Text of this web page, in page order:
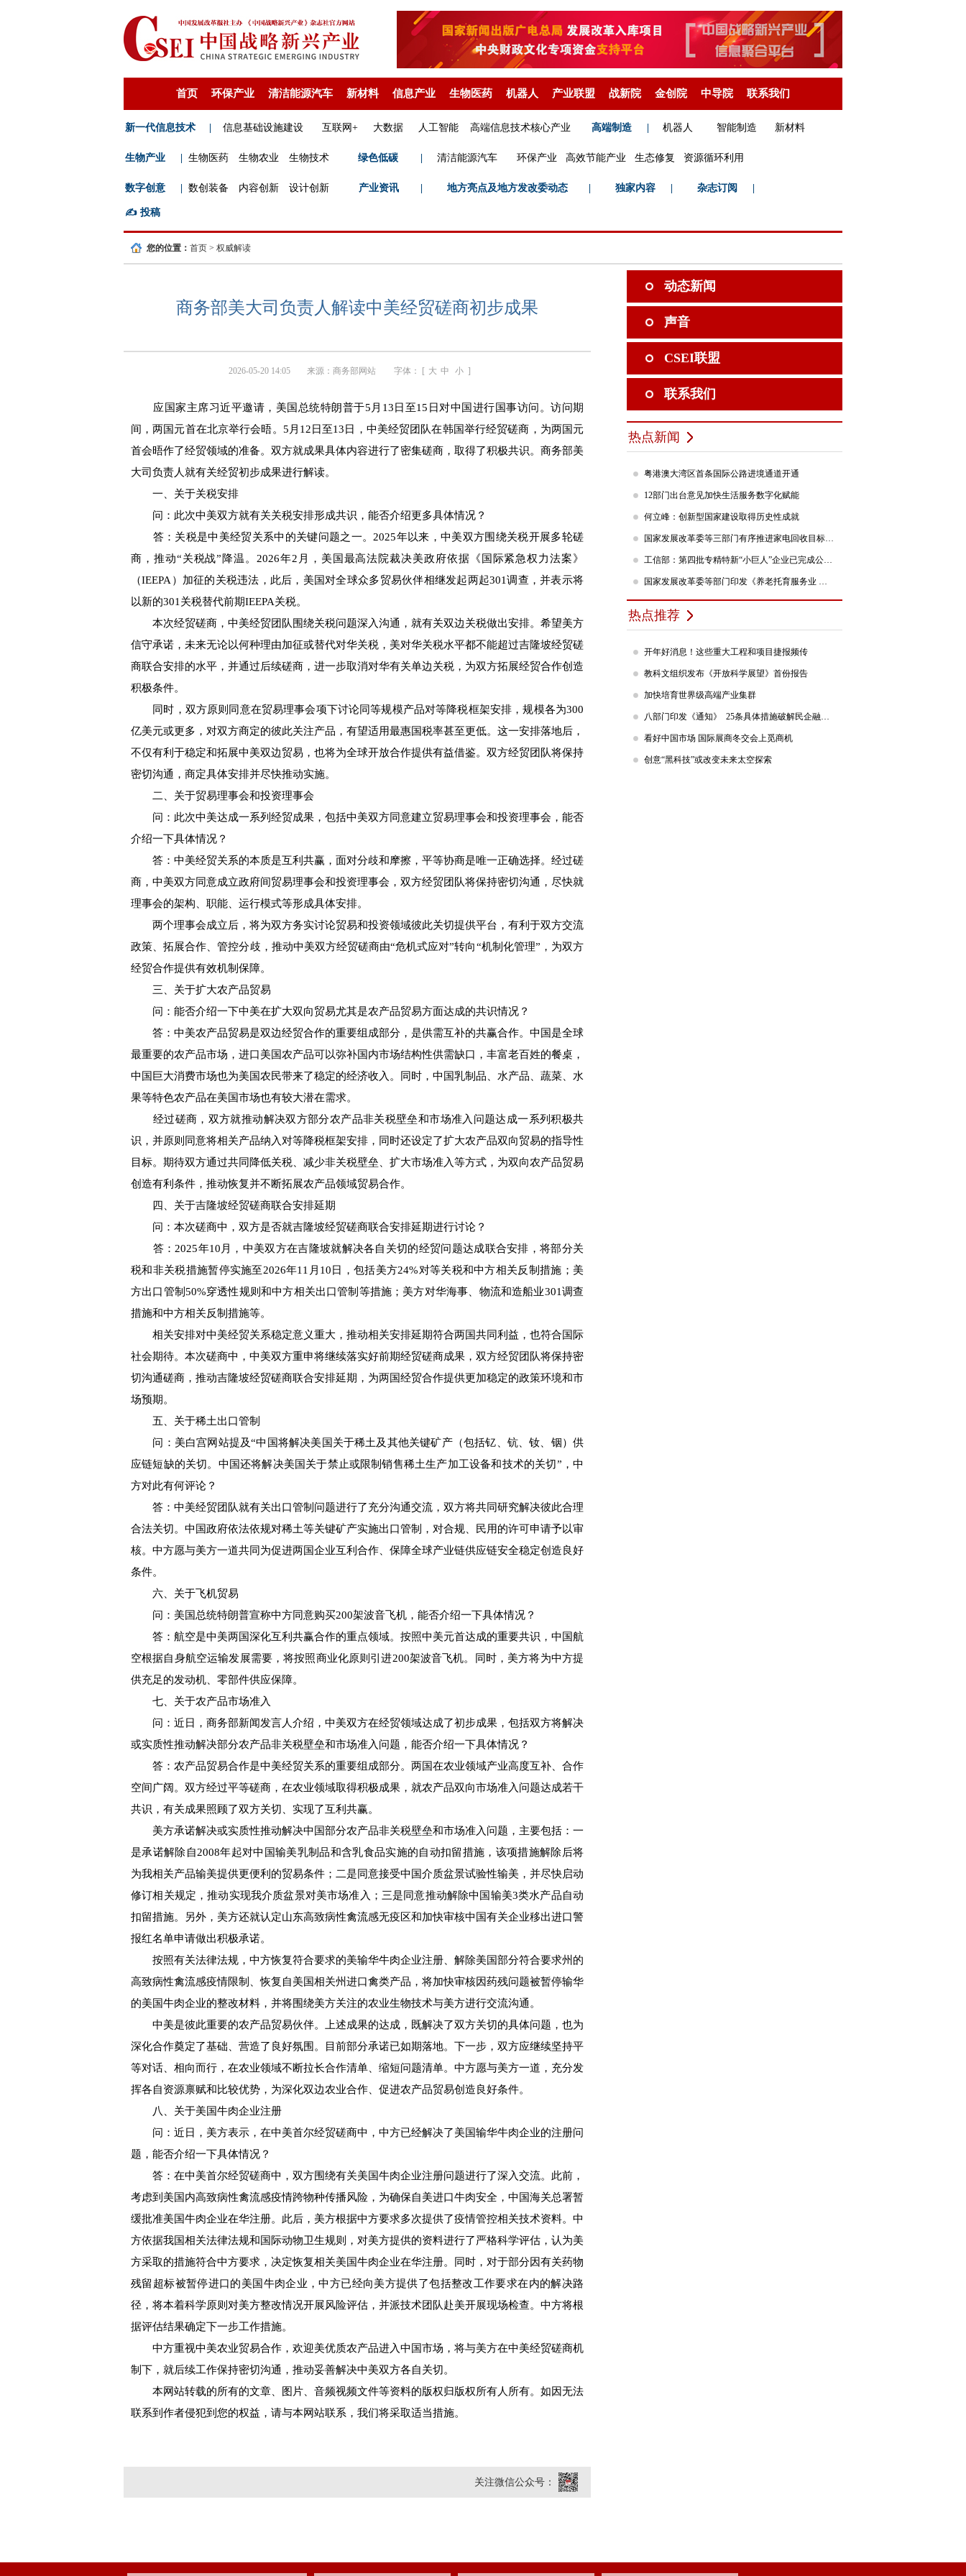
首页 环保产业 清洁能源汽车 新材料 信息产业 生物医药 机器人 产业联盟 战新院 金创院 中导院 联系我们
新一代信息技术 信息基础设施建设 互联网+ 大数据 人工智能 高端信息技术核心产业 高端制造 机器人 智能制造 新材料
生物产业 生物医药 生物农业 生物技术 绿色低碳 清洁能源汽车 环保产业 高效节能产业 生态修复 资源循环利用
数字创意 数创装备 内容创新 设计创新 产业资讯 地方亮点及地方发改委动态 独家内容 杂志订阅
✍️ 投稿
您的位置： 首页 > 权威解读
商务部美大司负责人解读中美经贸磋商初步成果
2026-05-20 14:05 来源： 商务部网站 字体： [ 大 中 小 ]
应国家主席习近平邀请，美国总统特朗普于5月13日至15日对中国进行国事访问。访问期
间，两国元首在北京举行会晤。5月12日至13日，中美经贸团队在韩国举行经贸磋商，为两国元
首会晤作了经贸领域的准备。双方就成果具体内容进行了密集磋商，取得了积极共识。商务部美
大司负责人就有关经贸初步成果进行解读。
一、关于关税安排
问：此次中美双方就有关关税安排形成共识，能否介绍更多具体情况？
答：关税是中美经贸关系中的关键问题之一。2025年以来，中美双方围绕关税开展多轮磋
商，推动“关税战”降温。2026年2月，美国最高法院裁决美政府依据《国际紧急权力法案》
（IEEPA）加征的关税违法，此后，美国对全球众多贸易伙伴相继发起两起301调查，并表示将
以新的301关税替代前期IEEPA关税。
本次经贸磋商，中美经贸团队围绕关税问题深入沟通，就有关双边关税做出安排。希望美方
信守承诺，未来无论以何种理由加征或替代对华关税，美对华关税水平都不能超过吉隆坡经贸磋
商联合安排的水平，并通过后续磋商，进一步取消对华有关单边关税，为双方拓展经贸合作创造
积极条件。
同时，双方原则同意在贸易理事会项下讨论同等规模产品对等降税框架安排，规模各为300
亿美元或更多，对双方商定的彼此关注产品，有望适用最惠国税率甚至更低。这一安排落地后，
不仅有利于稳定和拓展中美双边贸易，也将为全球开放合作提供有益借鉴。双方经贸团队将保持
密切沟通，商定具体安排并尽快推动实施。
二、关于贸易理事会和投资理事会
问：此次中美达成一系列经贸成果，包括中美双方同意建立贸易理事会和投资理事会，能否
介绍一下具体情况？
答：中美经贸关系的本质是互利共赢，面对分歧和摩擦，平等协商是唯一正确选择。经过磋
商，中美双方同意成立政府间贸易理事会和投资理事会，双方经贸团队将保持密切沟通，尽快就
理事会的架构、职能、运行模式等形成具体安排。
两个理事会成立后，将为双方务实讨论贸易和投资领域彼此关切提供平台，有利于双方交流
政策、拓展合作、管控分歧，推动中美双方经贸磋商由“危机式应对”转向“机制化管理”，为双方
经贸合作提供有效机制保障。
三、关于扩大农产品贸易
问：能否介绍一下中美在扩大双向贸易尤其是农产品贸易方面达成的共识情况？
答：中美农产品贸易是双边经贸合作的重要组成部分，是供需互补的共赢合作。中国是全球
最重要的农产品市场，进口美国农产品可以弥补国内市场结构性供需缺口，丰富老百姓的餐桌，
中国巨大消费市场也为美国农民带来了稳定的经济收入。同时，中国乳制品、水产品、蔬菜、水
果等特色农产品在美国市场也有较大潜在需求。
经过磋商，双方就推动解决双方部分农产品非关税壁垒和市场准入问题达成一系列积极共
识，并原则同意将相关产品纳入对等降税框架安排，同时还设定了扩大农产品双向贸易的指导性
目标。期待双方通过共同降低关税、减少非关税壁垒、扩大市场准入等方式，为双向农产品贸易
创造有利条件，推动恢复并不断拓展农产品领域贸易合作。
四、关于吉隆坡经贸磋商联合安排延期
问：本次磋商中，双方是否就吉隆坡经贸磋商联合安排延期进行讨论？
答：2025年10月，中美双方在吉隆坡就解决各自关切的经贸问题达成联合安排，将部分关
税和非关税措施暂停实施至2026年11月10日，包括美方24%对等关税和中方相关反制措施；美
方出口管制50%穿透性规则和中方相关出口管制等措施；美方对华海事、物流和造船业301调查
措施和中方相关反制措施等。
相关安排对中美经贸关系稳定意义重大，推动相关安排延期符合两国共同利益，也符合国际
社会期待。本次磋商中，中美双方重申将继续落实好前期经贸磋商成果，双方经贸团队将保持密
切沟通磋商，推动吉隆坡经贸磋商联合安排延期，为两国经贸合作提供更加稳定的政策环境和市
场预期。
五、关于稀土出口管制
问：美白宫网站提及“中国将解决美国关于稀土及其他关键矿产（包括钇、钪、钕、铟）供
应链短缺的关切。中国还将解决美国关于禁止或限制销售稀土生产加工设备和技术的关切”，中
方对此有何评论？
答：中美经贸团队就有关出口管制问题进行了充分沟通交流，双方将共同研究解决彼此合理
合法关切。中国政府依法依规对稀土等关键矿产实施出口管制，对合规、民用的许可申请予以审
核。中方愿与美方一道共同为促进两国企业互利合作、保障全球产业链供应链安全稳定创造良好
条件。
六、关于飞机贸易
问：美国总统特朗普宣称中方同意购买200架波音飞机，能否介绍一下具体情况？
答：航空是中美两国深化互利共赢合作的重点领域。按照中美元首达成的重要共识，中国航
空根据自身航空运输发展需要，将按照商业化原则引进200架波音飞机。同时，美方将为中方提
供充足的发动机、零部件供应保障。
七、关于农产品市场准入
问：近日，商务部新闻发言人介绍，中美双方在经贸领域达成了初步成果，包括双方将解决
或实质性推动解决部分农产品非关税壁垒和市场准入问题，能否介绍一下具体情况？
答：农产品贸易合作是中美经贸关系的重要组成部分。两国在农业领域产业高度互补、合作
空间广阔。双方经过平等磋商，在农业领域取得积极成果，就农产品双向市场准入问题达成若干
共识，有关成果照顾了双方关切、实现了互利共赢。
美方承诺解决或实质性推动解决中国部分农产品非关税壁垒和市场准入问题，主要包括：一
是承诺解除自2008年起对中国输美乳制品和含乳食品实施的自动扣留措施，该项措施解除后将
为我相关产品输美提供更便利的贸易条件；二是同意接受中国介质盆景试验性输美，并尽快启动
修订相关规定，推动实现我介质盆景对美市场准入；三是同意推动解除中国输美3类水产品自动
扣留措施。另外，美方还就认定山东高致病性禽流感无疫区和加快审核中国有关企业移出进口警
报红名单申请做出积极承诺。
按照有关法律法规，中方恢复符合要求的美输华牛肉企业注册、解除美国部分符合要求州的
高致病性禽流感疫情限制、恢复自美国相关州进口禽类产品，将加快审核因药残问题被暂停输华
的美国牛肉企业的整改材料，并将围绕美方关注的农业生物技术与美方进行交流沟通。
中美是彼此重要的农产品贸易伙伴。上述成果的达成，既解决了双方关切的具体问题，也为
深化合作奠定了基础、营造了良好氛围。目前部分承诺已如期落地。下一步，双方应继续坚持平
等对话、相向而行，在农业领域不断拉长合作清单、缩短问题清单。中方愿与美方一道，充分发
挥各自资源禀赋和比较优势，为深化双边农业合作、促进农产品贸易创造良好条件。
八、关于美国牛肉企业注册
问：近日，美方表示，在中美首尔经贸磋商中，中方已经解决了美国输华牛肉企业的注册问
题，能否介绍一下具体情况？
答：在中美首尔经贸磋商中，双方围绕有关美国牛肉企业注册问题进行了深入交流。此前，
考虑到美国内高致病性禽流感疫情跨物种传播风险，为确保自美进口牛肉安全，中国海关总署暂
缓批准美国牛肉企业在华注册。此后，美方根据中方要求多次提供了疫情管控相关技术资料。中
方依据我国相关法律法规和国际动物卫生规则，对美方提供的资料进行了严格科学评估，认为美
方采取的措施符合中方要求，决定恢复相关美国牛肉企业在华注册。同时，对于部分因有关药物
残留超标被暂停进口的美国牛肉企业，中方已经向美方提供了包括整改工作要求在内的解决路
径，将本着科学原则对美方整改情况开展风险评估，并派技术团队赴美开展现场检查。中方将根
据评估结果确定下一步工作措施。
中方重视中美农业贸易合作，欢迎美优质农产品进入中国市场，将与美方在中美经贸磋商机
制下，就后续工作保持密切沟通，推动妥善解决中美双方各自关切。
本网站转载的所有的文章、图片、音频视频文件等资料的版权归版权所有人所有。如因无法
联系到作者侵犯到您的权益，请与本网站联系，我们将采取适当措施。
关注微信公众号：
动态新闻
声音
CSEI联盟
联系我们
热点新闻
粤港澳大湾区首条国际公路进境通道开通
12部门出台意见加快生活服务数字化赋能
何立峰：创新型国家建设取得历史性成就
国家发展改革委等三部门有序推进家电回收目标责任制行动
工信部：第四批专精特新“小巨人”企业已完成公示，民营企业占84%
国家发展改革委等部门印发《养老托育服务业 纾困扶持若干政策措施》的通知
热点推荐
开年好消息！这些重大工程和项目捷报频传
教科文组织发布《开放科学展望》首份报告
加快培育世界级高端产业集群
八部门印发《通知》 25条具体措施破解民企融资难题
看好中国市场 国际展商冬交会上觅商机
创意“黑科技”或改变未来太空探索